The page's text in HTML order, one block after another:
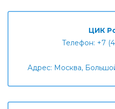
ЦИК
Телефон: +7
Адрес: Москва,